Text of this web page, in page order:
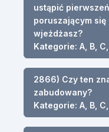
ustąpić
poruszającym
wjeżdżasz?
Kategorie: A, B, C,
2866) Czy ten
zabudowany?
Kategorie: A, B, C,